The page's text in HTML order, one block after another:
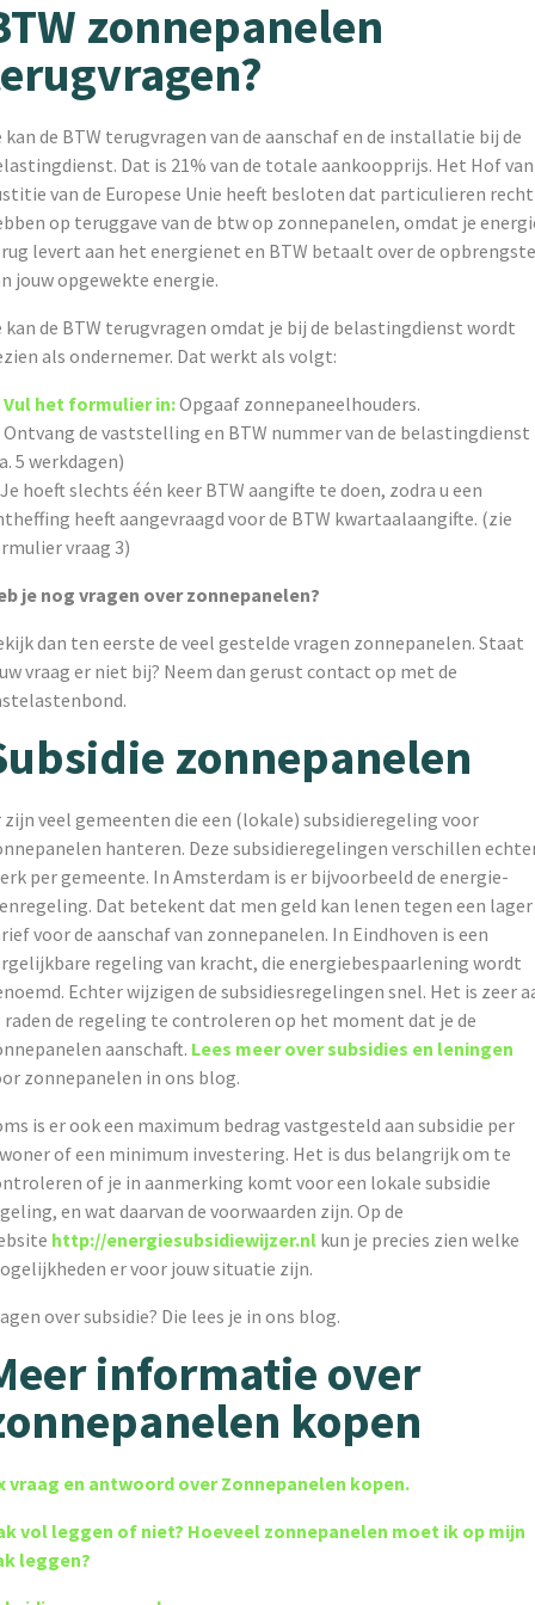
zonnepanelen
kan de BTW terugvragen van de aanschaf en de installatie bij de
Dat is 21% van de totale aankoopprijs. Het Hof van
van de Europese Unie heeft besloten dat particulieren recht
op teruggave van de btw op zonnepanelen, omdat je
levert aan het energienet en BTW betaalt over de
jouw opgewekte energie.
kan de BTW terugvragen omdat je bij de belastingdienst wordt
als ondernemer. Dat werkt als volgt:
Vul het formulier in:Opgaaf zonnepaneelhouders.
de vaststelling en BTW nummer van de belastingdienst
5 werkdagen)
hoeft slechts één keer BTW aangifte te doen, zodra u een
heeft aangevraagd voor de BTW kwartaalaangifte. (zie
vraag 3)
je nog vragen over zonnepanelen?
dan ten eerste de veel gestelde vragen zonnepanelen. Staat
vraag er niet bij? Neem dan gerust contact op met de
zonnepanelen
zijn veel gemeenten die een (lokale) subsidieregeling voor
hanteren. Deze subsidieregelingen verschillen
per gemeente. In Amsterdam is er bijvoorbeeld de energie-
Dat betekent dat men geld kan lenen tegen een lager
voor de aanschaf van zonnepanelen. In Eindhoven is een
regeling van kracht, die energiebespaarlening wordt
Echter wijzigen de subsidiesregelingen snel. Het is zeer
raden de regeling te controleren op het moment dat je de
aanschaft. Lees meer over subsidies en leningen
zonnepanelen in ons blog.
is er ook een maximum bedrag vastgesteld aan subsidie per
of een minimum investering. Het is dus belangrijk om te
of je in aanmerking komt voor een lokale subsidie
en wat daarvan de voorwaarden zijn. Op de
http://energiesubsidiewijzer.nl kun je precies zien welke
er voor jouw situatie zijn.
over subsidie? Die lees je in ons blog.
informatie over
kopen
vraag en antwoord over Zonnepanelen kopen.
vol leggen of niet? Hoeveel zonnepanelen moet ik op mijn
leggen?